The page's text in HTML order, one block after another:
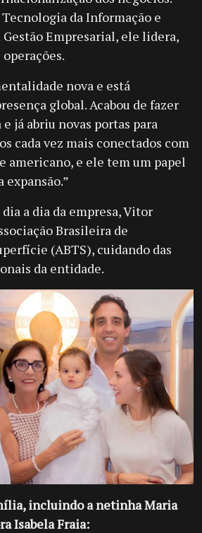
da Informação e
Empresarial, ele lidera,
nova e está
global. Acabou de fazer
já abriu novas portas para
cada vez mais conectados com
americano, e ele tem um papel
a dia da empresa, Vitor
Brasileira de
(ABTS), cuidando das
da entidade.
incluindo a netinha Maria
Isabela Fraia: